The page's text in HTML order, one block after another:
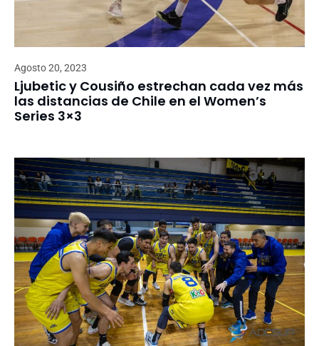
Agosto 20, 2023
Ljubetic y Cousiño estrechan cada vez más
las distancias de Chile en el Women’s
Series 3×3